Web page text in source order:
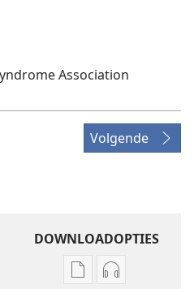
Association
Volgende
DOWNLOADOPTIES
Downloadopties